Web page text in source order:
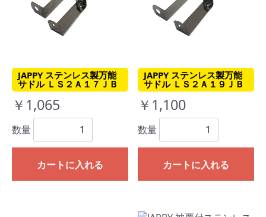
JAPPY ステンレス製万能
サドル ＬＳ２Ａ１７ＪＢ
￥1,065
数量
カートに入れる
JAPPY ステンレス製万能
サドル ＬＳ２Ａ１９ＪＢ
￥1,100
数量
カートに入れる